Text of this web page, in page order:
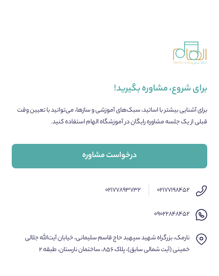
برای شروع، مشاوره بگیرید!
برای آشنایی بیشتر با اساتید، سبک‌های آموزشی و سازها، می‌توانید با تعیین وقت
قبلی از یک جلسه مشاوره رایگان در آموزشگاه الهام استفاده کنید.
درخواست مشاوره
۰۲۱۷۷۱۹۸۴۵۲ ۰۲۱۷۷۸۹۳۷۳۲
۰۹۰۲۲۸۴۸۴۵۲
نارمک، بزرگراه شهید سپهبد حاج قاسم سلیمانی، خیابان آیت‌الله جلالی
خمینی (آیت شمالی سابق)، پلاک ۸۵۶، ساختمان نارستان، طبقه ۲